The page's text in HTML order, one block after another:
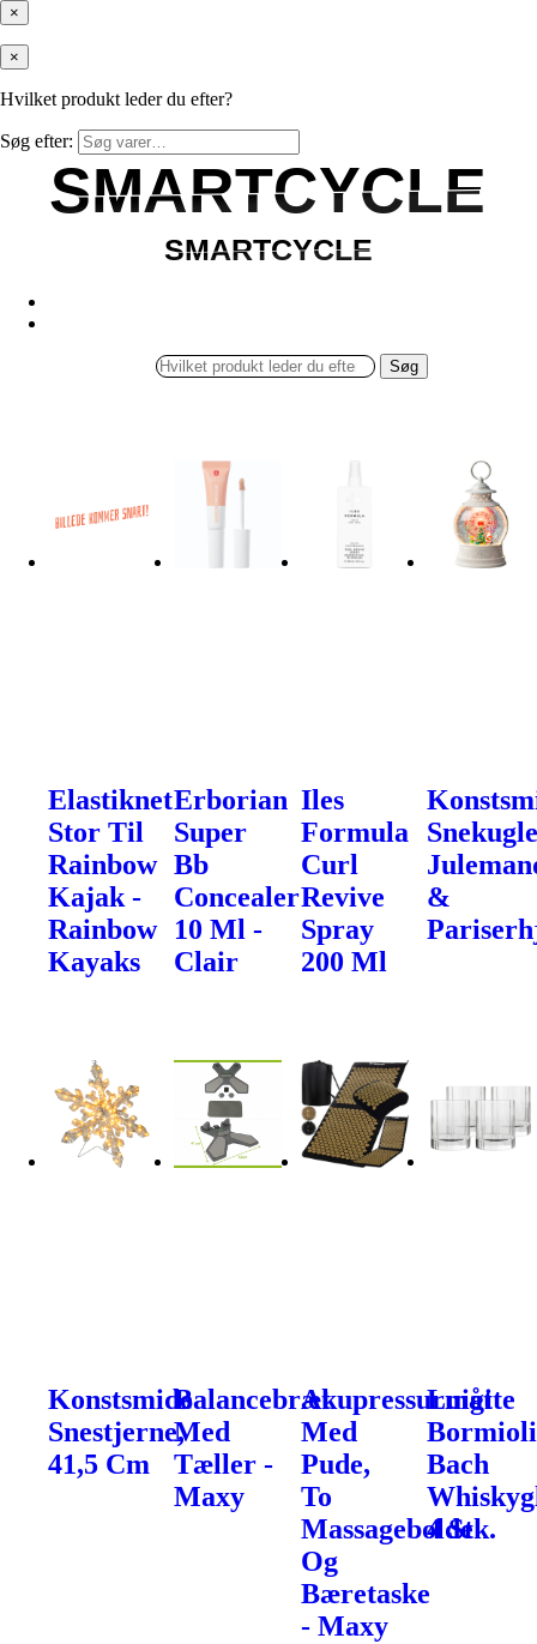
×
×
Hvilket produkt leder du efter?
Søg efter:
SMARTCYCLE
SMARTCYCLE
SMARTCYCLE
SMARTCYCLE
Søg
Elastiknet
Stor Til
Rainbow
Kajak -
Rainbow
Kayaks
Erborian
Super
Bb
Concealer
10 Ml -
Clair
Iles
Formula
Curl
Revive
Spray
200 Ml
&
Konstsmide
Snestjerne,
41,5 Cm
Balancebræt
Med
Tæller -
Maxy
Akupressurmåtte
Med
Pude,
To
Massagebolde
Og
Bæretaske
- Maxy
Luigi
Bormioli
Bach
4 Stk.